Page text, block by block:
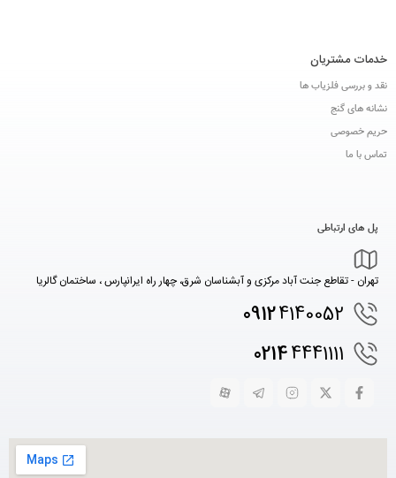
خدمات مشتریان
نقد و بررسی فلزیاب ها
نشانه های گنج
حریم خصوصی
تماس با ما
پل های ارتباطی
تهران - تقاطع جنت آباد مرکزی و آبشناسان شرق، چهار راه ایرانپارس ، ساختمان گالریا
09124140052
02144441111